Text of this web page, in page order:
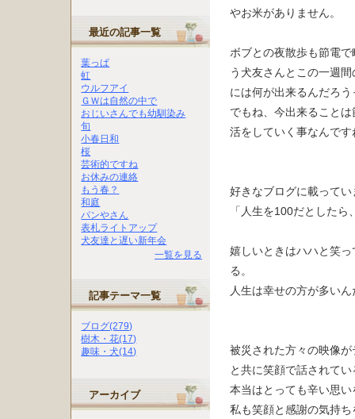
やお米がありません。
ボブとの夜散歩も節電
う犬友さんとこの一週
には何が出来るんだろ
でもね、今出来ること
活をしていく事なんです
好きなブログに載ってい
「人生を100だとした
嬉しいときはハハと笑
る。
人生は幸せの方が多いん
被災された方々の映像
と共に笑顔で話されてい
本当はとっても辛い思
私も笑顔と感謝の気持
最近の記事一覧
葉っぱ
虹
ウルフアイ
ＧＷは自然の中で
おじいさんでも幼馴染み
旬
小春日和
桜
芸術的ですね
お休みの連絡
もう春？
和庭
パンやさん
表札ライトアップ
犬友達と遅い新年会
一覧を見る
記事テーマ一覧
ブログ(279)
樹木・花(17)
趣味・犬(14)
アーカイブ